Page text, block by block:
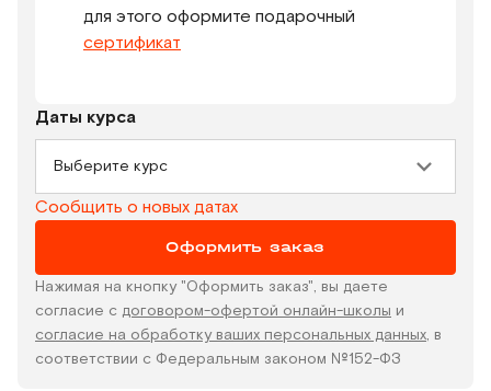
для этого оформите подарочный
сертификат
Даты курса
Выберите курс
Сообщить о новых датах
Оформить заказ
Нажимая на кнопку "Оформить заказ", вы даете
согласие с договором-офертой онлайн-школы и
согласие на обработку ваших персональных данных, в
соответствии с Федеральным законом №152-ФЗ